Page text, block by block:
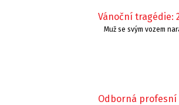
Vánoční tragédie:
Muž se svým vozem
Odborná profesní